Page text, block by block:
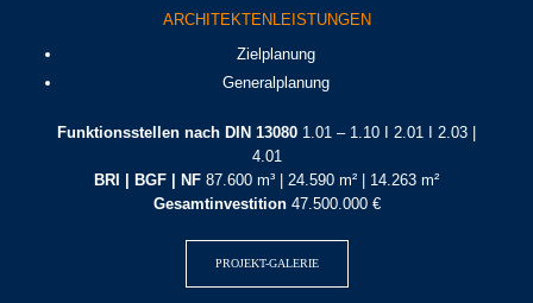
ARCHITEKTENLEISTUNGEN
Zielplanung
Generalplanung
Funktionsstellen nach DIN 13080 1.01 – 1.10 I 2.01 I 2.03 |
4.01
BRI | BGF | NF 87.600 m³ | 24.590 m² | 14.263 m²
Gesamtinvestition47.500.000 €
PROJEKT-GALERIE